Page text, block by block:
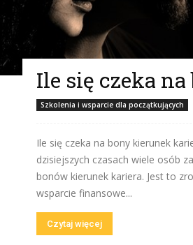
Ile się czeka
Szkolenia i wsparcie dla początkujących
Ile się czeka na bony kierunek
dzisiejszych czasach wiele osób
bonów kierunek kariera. Jest to
wsparcie finansowe...
Czytaj więcej